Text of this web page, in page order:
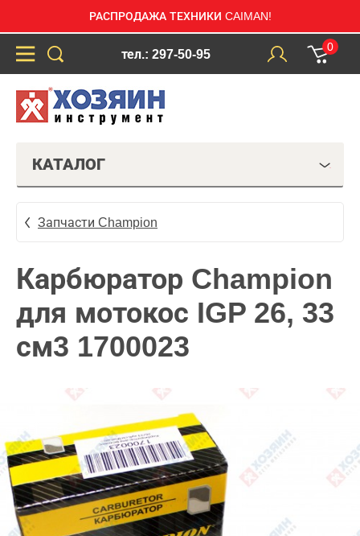
РАСПРОДАЖА ТЕХНИКИ CAIMAN!
тел.: 297-50-95
0
КАТАЛОГ
Запчасти Champion
Карбюратор Champion
для мотокос IGP 26, 33
см3 1700023